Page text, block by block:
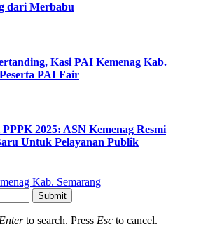
dari Merbabu
Kasi PAI Kemenag Kab.
PAI Fair
2025: ASN Kemenag Resmi
Untuk Pelayanan Publik
Kab. Semarang
Submit
to search. Press Esc to cancel.